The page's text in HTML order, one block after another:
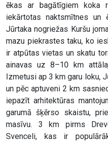
ēkas ar bagātīgiem koka
iekārtotas naktsmītnes un
Jūrtaka nogriežas Kuršu
mazu piekrastes taku, ko
ir atpūtas vietas un skatu
ainavas uz 8–10 km
Izmetusi ap 3 km garu loku,
un pēc aptuveni 2 km
iepazīt arhitektūras
garumā šķērso skaistu,
masīvu. 3 km pirms
Svenceli, kas ir